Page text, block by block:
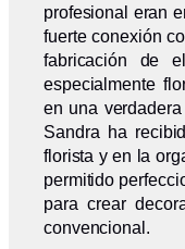
profesional eran
fuerte conexión
fabricación de
especialmente
en una
Sandra ha
florista y en la
permitido
para crear
convencional.